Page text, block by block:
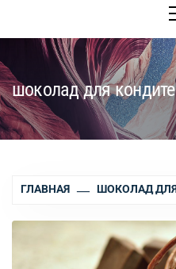
шоколад для
ГЛАВНАЯ ШОКОЛАД